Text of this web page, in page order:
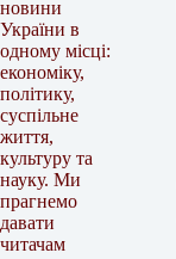
новини
України в
одному місці:
економіку,
політику,
суспільне
життя,
культуру та
науку. Ми
прагнемо
давати
читачам